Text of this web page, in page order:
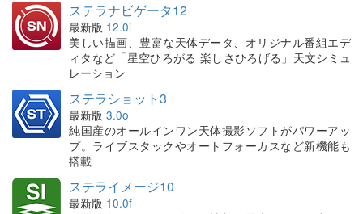
ステラナビゲータ12
最新版 12.0i
美しい描画、豊富な天体データ、オリジナル番組エデ
ィタなど「星空ひろがる 楽しさひろげる」天文シミュ
レーション
ステラショット3
最新版 3.0o
純国産のオールインワン天体撮影ソフトがパワーアッ
プ。ライブスタックやオートフォーカスなど新機能も
搭載
ステライメージ10
最新版 10.0f